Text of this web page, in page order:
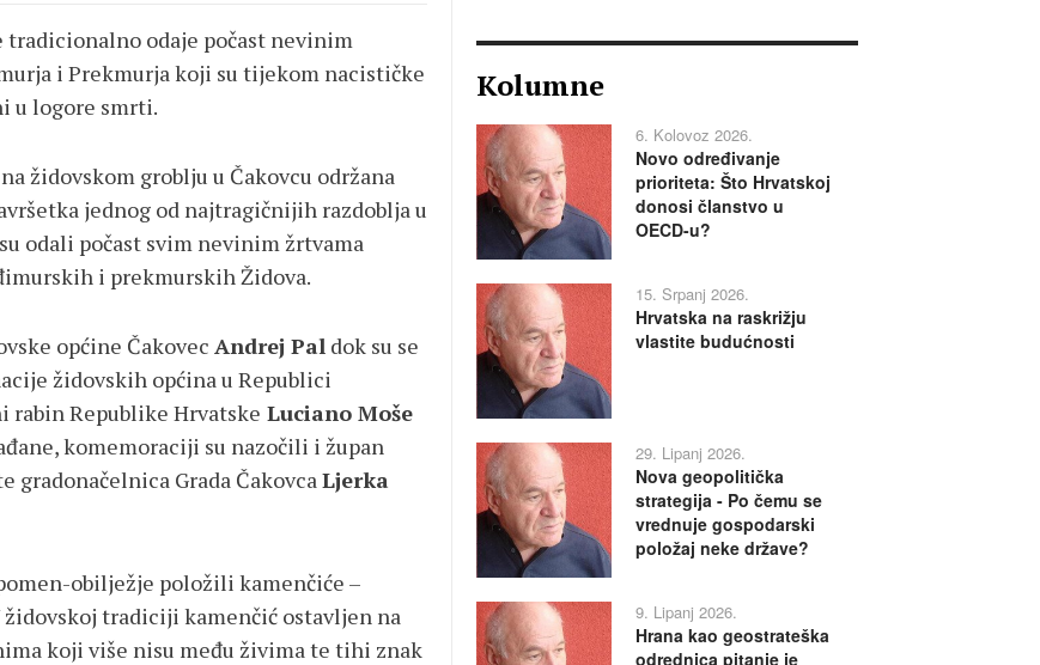
odaje počast nevinim
i Prekmurja koji su tijekom nacističke
u logore smrti.
židovskom groblju u Čakovcu održana
jednog od najtragičnijih razdoblja u
odali počast svim nevinim žrtvama
i prekmurskih Židova.
općine Čakovec Andrej Pal dok su se
židovskih općina u Republici
rabin Republike Hrvatske Luciano Moše
komemoraciji su nazočili i župan
gradonačelnica Grada ČakovcaLjerka
obilježje položili kamenčiće –
tradiciji kamenčić ostavljen na
koji više nisu među živima te tihi znak
Kolumne
6. Kolovoz 2026.
Novo određivanje
prioriteta: Što Hrvatskoj
donosi članstvo u
OECD-u?
15. Srpanj 2026.
Hrvatska na raskrižju
vlastite budućnosti
29. Lipanj 2026.
Nova geopolitička
strategija - Po čemu se
vrednuje gospodarski
položaj neke države?
9. Lipanj 2026.
Hrana kao geostrateška
odrednica pitanje je